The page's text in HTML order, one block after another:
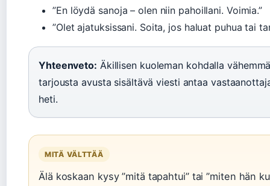
”En löydä sanoja – olen niin pahoillani. Voimia.”
”Olet ajatuksissani. Soita, jos haluat puhua tai
Yhteenveto: Äkillisen kuoleman kohdalla
tarjousta avusta sisältävä viesti antaa
heti.
MITÄ VÄLTTÄÄ
Älä koskaan kysy ”mitä tapahtui” tai ”miten hän